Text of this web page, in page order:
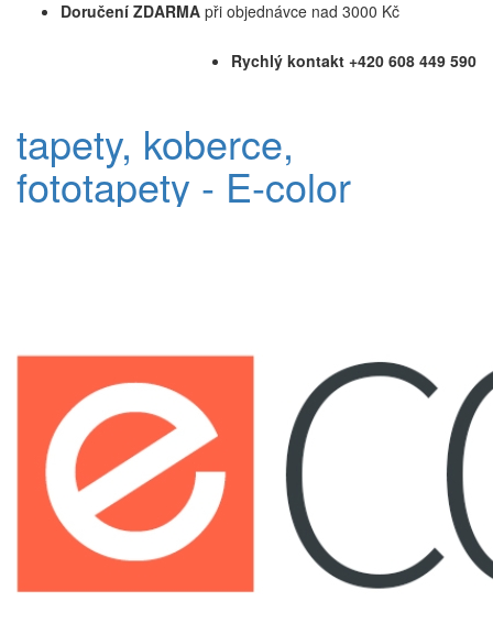
Doručení ZDARMA při objednávce nad 3000 Kč
Rychlý kontakt +420 608 449 590
tapety, koberce,
fototapety - E-color